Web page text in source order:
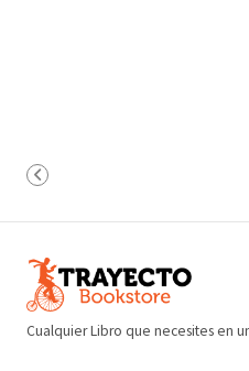
Cualquier Libro que necesites en